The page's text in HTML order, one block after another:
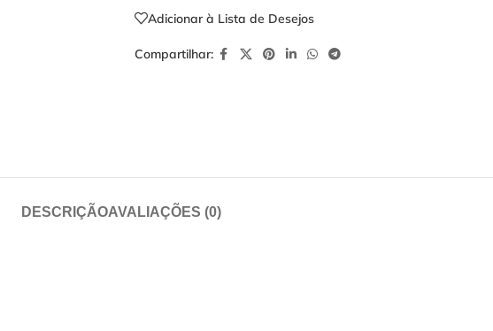
Adicionar à Lista de Desejos
Compartilhar:
DESCRIÇÃOAVALIAÇÕES (0)